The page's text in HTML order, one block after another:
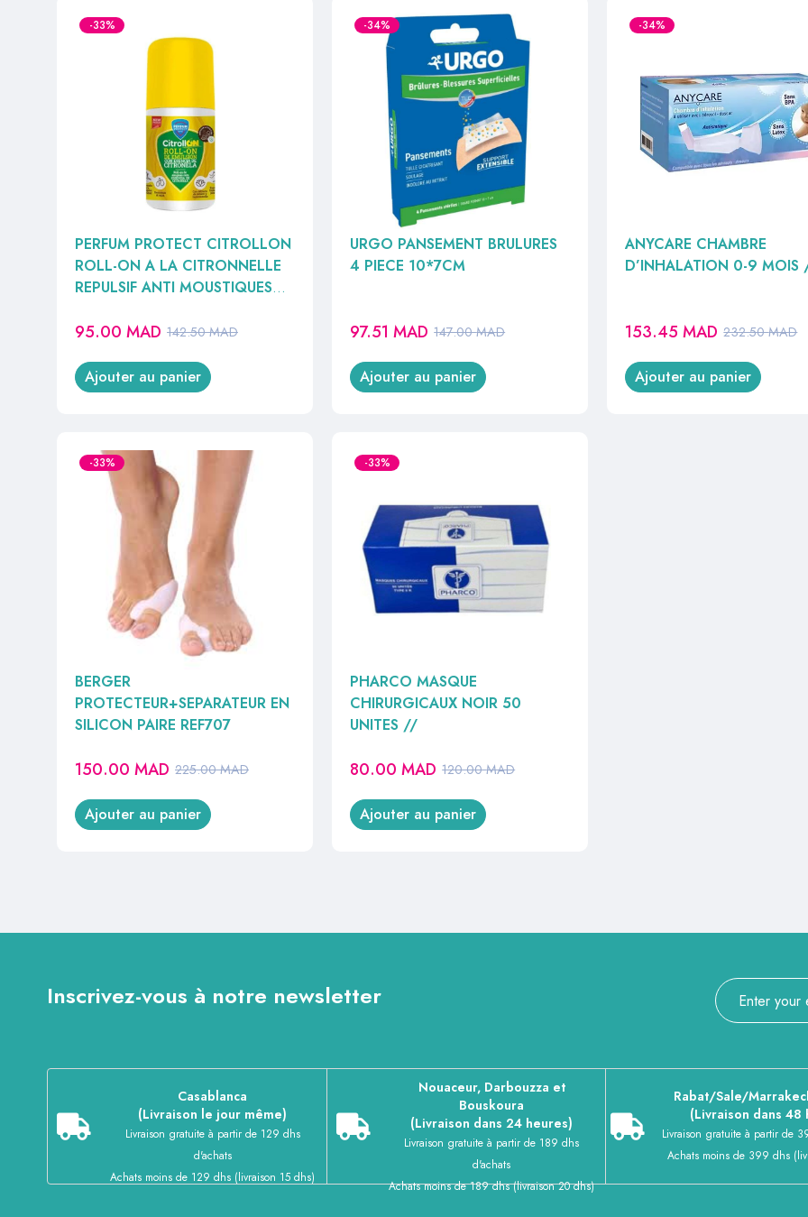
-33%
PERFUM PROTECT CITROLLON
ROLL-ON A LA CITRONNELLE
REPULSIF ANTI MOUSTIQUES
142.50MAD
95.00 MAD
Ajouter au panier
-34%
URGO PANSEMENT BRULURES
4 PIECE 10*7CM
147.00MAD
97.51MAD
Ajouter au panier
-34%
ANYCARE CHAMBRE
D’INHALATION 0-9
232.50MAD
153.45MAD
Ajouter au panier
-33%
BERGER
PROTECTEUR+SEPARATEUR EN
SILICON PAIRE REF707
225.00MAD
150.00 MAD
Ajouter au panier
-33%
PHARCO MASQUE
CHIRURGICAUX NOIR 50
UNITES //
120.00MAD
80.00MAD
Ajouter au panier
Inscrivez-vous à notre newsletter
Casablanca
(Livraison le jour même)
Livraison gratuite à partir de 129 dhs
d'achats
Achats moins de 129 dhs (livraison 15 dhs)
Nouaceur, Darbouzza et
Bouskoura
(Livraison dans 24 heures)
Livraison gratuite à partir de 189 dhs
d'achats
Achats moins de 189 dhs (livraison 20 dhs)
Rabat/Sale/
(Livraison dans 48
Livraison gratuite à partir de
Achats moins de 399 dhs